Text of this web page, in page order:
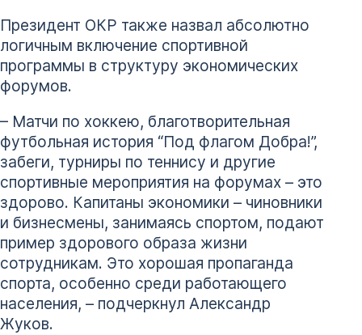
Президент ОКР также назвал абсолютно
логичным включение спортивной
программы в структуру экономических
форумов.
– Матчи по хоккею, благотворительная
футбольная история “Под флагом Добра!”,
забеги, турниры по теннису и другие
спортивные мероприятия на форумах – это
здорово. Капитаны экономики – чиновники
и бизнесмены, занимаясь спортом, подают
пример здорового образа жизни
сотрудникам. Это хорошая пропаганда
спорта, особенно среди работающего
населения, – подчеркнул Александр
Жуков.